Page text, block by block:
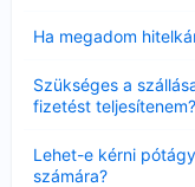
Ha megadom
Szükséges a
fizetést teljesítenem?
Lehet-e kérni
számára?